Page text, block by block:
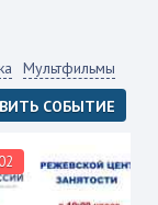
Мультфильмы
СОБЫТИЕ